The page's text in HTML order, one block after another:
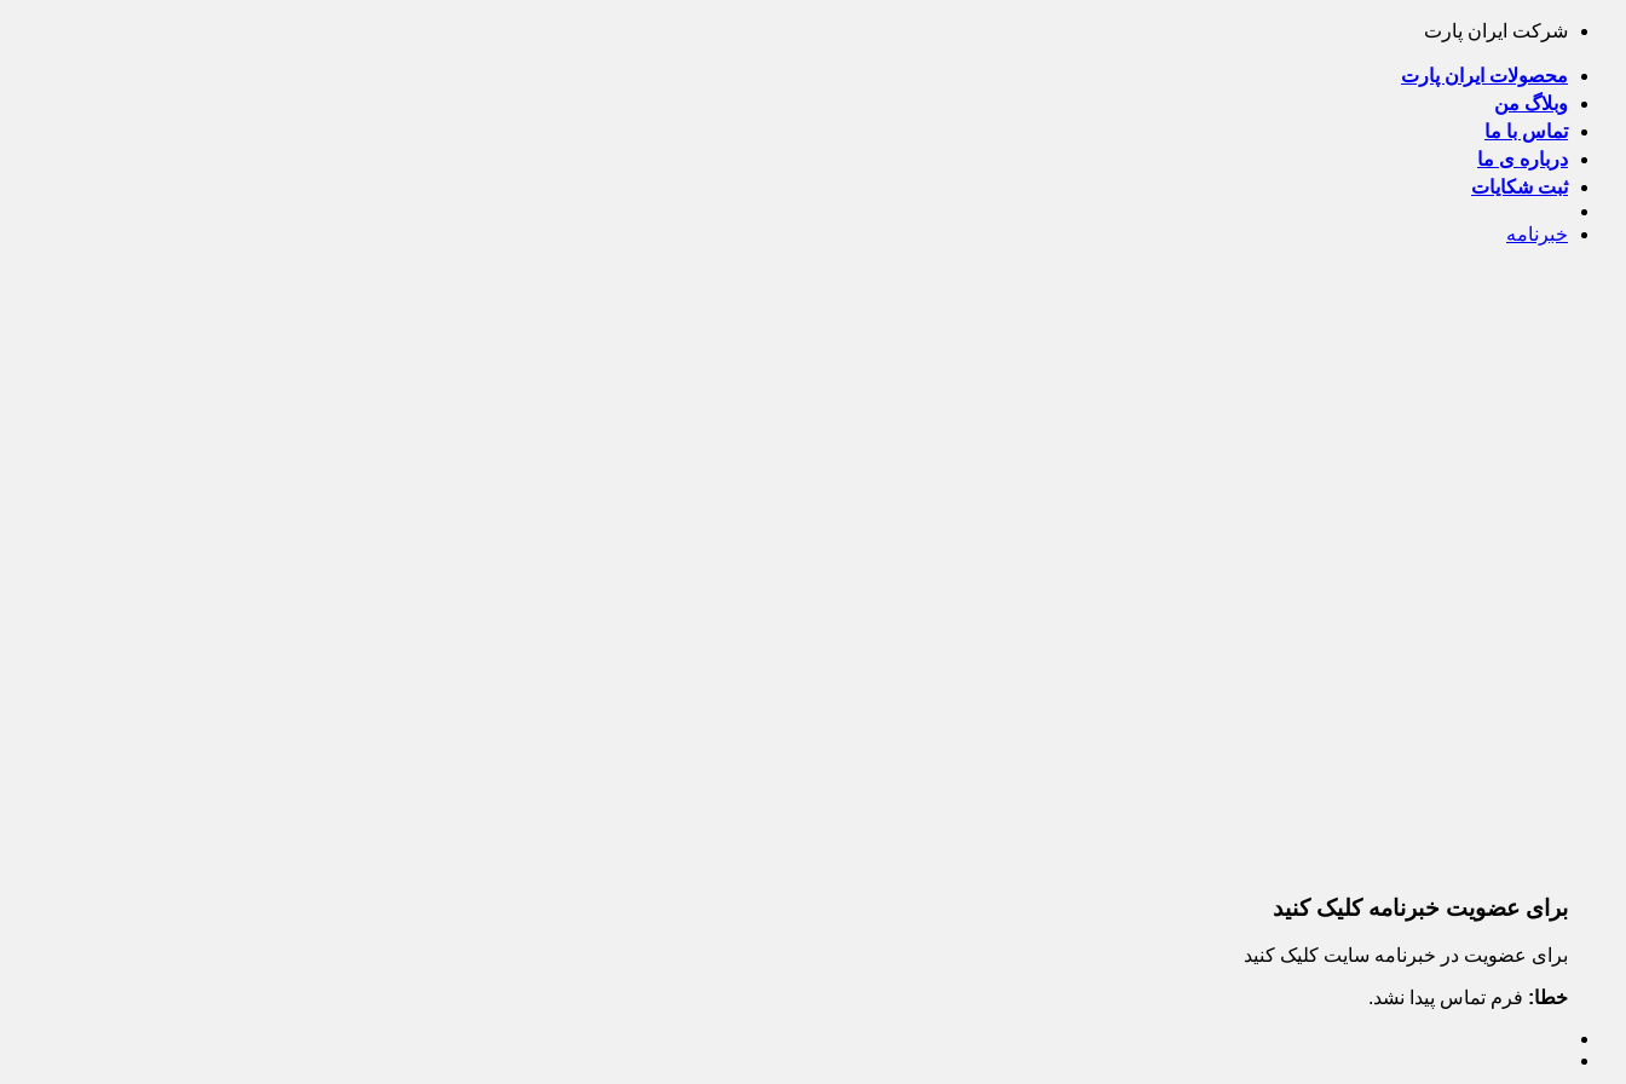
Skip
content
شرکت ایران پارت
محصولات ایران پارت
وبلاگ من
تماس با ما
درباره ی ما
ثبت شکایات
خبرنامه
برای عضویت خبرنامه کلیک کنید
برای عضویت در خبرنامه سایت کلیک کنید
خطا: فرم تماس پیدا نشد.